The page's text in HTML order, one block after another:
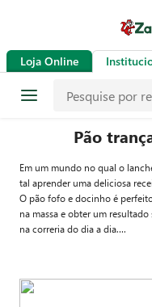
Loja Online
Pão
Em um mundo no qual o
tal aprender uma deliciosa
O pão fofo e docinho é
na massa e obter um
na correria do dia a dia.
textura mais macia e uma